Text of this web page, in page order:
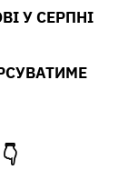
У СЕРПНІ